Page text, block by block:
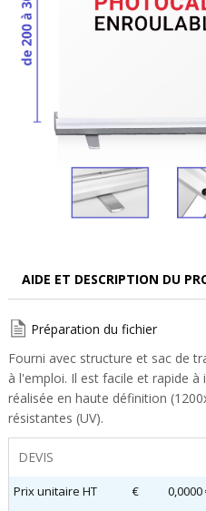
AIDE ET DESCRIPTION DU
Préparation du fichier
Fourni avec structure et sac de
à l'emploi. Il est facile et rapide
réalisée en haute définition
résistantes (UV).
DEVIS
Prix unitaire HT €
0,0000